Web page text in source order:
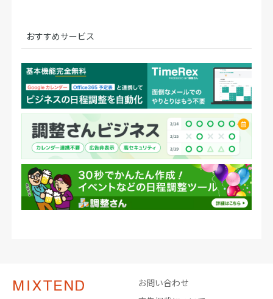
おすすめサービス
お問い合わせ